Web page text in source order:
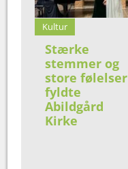
Kultur
Stærke
stemmer og
store følelser
fyldte
Abildgård
Kirke